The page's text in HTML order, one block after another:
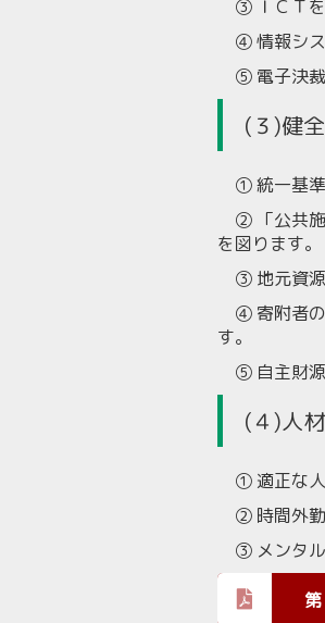
③ ＩＣＴを
④ 情報シス
⑤ 電子決裁
(３)健
① 統一基準
② 「公共施
を図ります。
③ 地元資源
④ 寄附者の
す。
⑤ 自主財源
(４)人
① 適正な人
② 時間外勤
③ メンタル